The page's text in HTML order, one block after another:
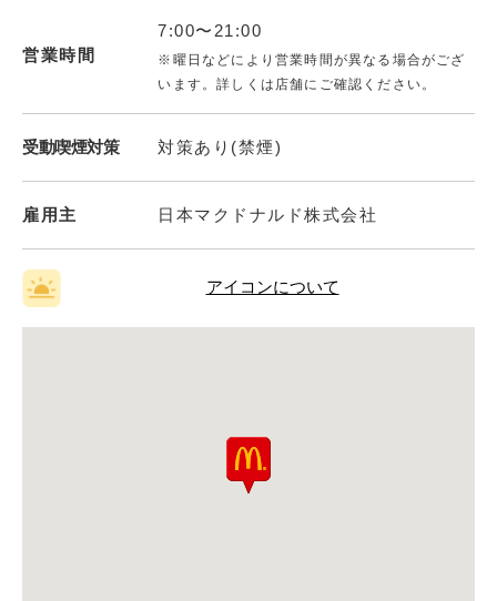
営業時間
7:00〜21:00
※曜日などにより営業時間が異なる場合がござ
います。詳しくは店舗にご確認ください。
受動喫煙対策 対策あり(禁煙)
雇用主 日本マクドナルド株式会社
アイコンについて